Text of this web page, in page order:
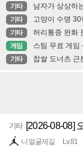
기타 남자가 상상하
기타 고양이 수명
기타 허리통증 완화
게임 스팀 무료 게임
기타 찹쌀 도너츠 근
기타 [2026-08-08]
니얼굴제길 Lv.81